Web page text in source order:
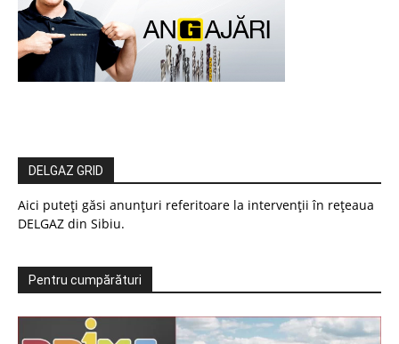
DELGAZ GRID
Aici puteți găsi anunțuri referitoare la intervenții în rețeaua
DELGAZ din Sibiu.
Pentru cumpărături